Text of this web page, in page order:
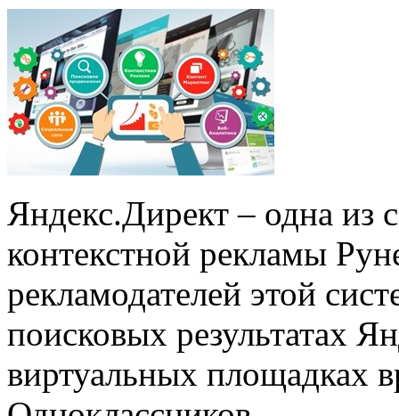
Яндекс.Директ – одна из
контекстной рекламы
рекламодателей этой
поисковых результатах
виртуальных площадках